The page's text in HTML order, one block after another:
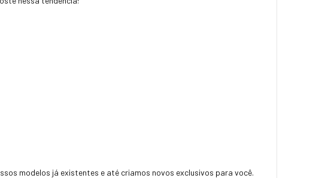
modelos já existentes e até criamos novos exclusivos para você.